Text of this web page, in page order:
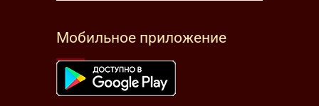
Мобильное приложение